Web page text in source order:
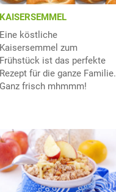
köstliche
zum
ist das perfekte
für die ganze Familie.
frisch mhmmm!